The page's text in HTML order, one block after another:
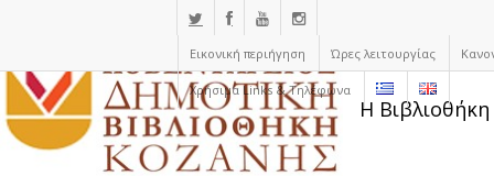
Εικονική περιήγηση Ώρες λειτουργίας
Χρήσιμα Links & Τηλέφωνα
Η